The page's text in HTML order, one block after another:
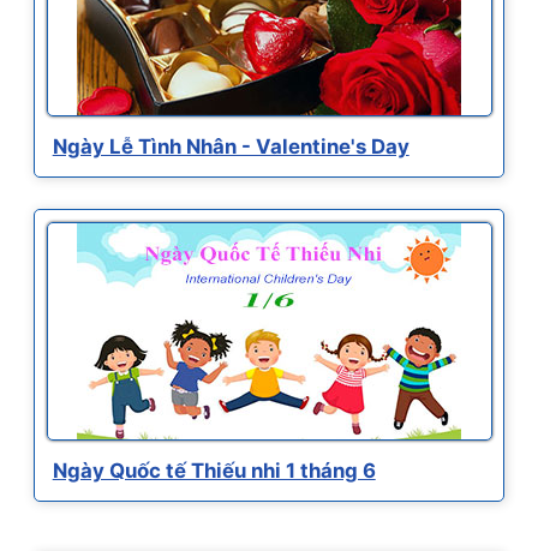
Ngày Lễ Tình Nhân - Valentine's Day
Ngày Quốc tế Thiếu nhi 1 tháng 6